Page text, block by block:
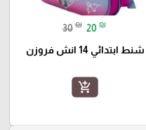
30 ₪ 20 ₪
شنط ابتدائي 14 انش فروزن
add_shopping_cart